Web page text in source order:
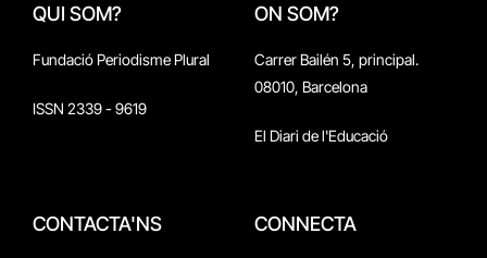
QUI SOM?
Fundació Periodisme Plural
ISSN 2339 - 9619
ON SOM?
Carrer Bailén 5, principal.
08010, Barcelona
El Diari de l'Educació
CONTACTA'NS CONNECTA